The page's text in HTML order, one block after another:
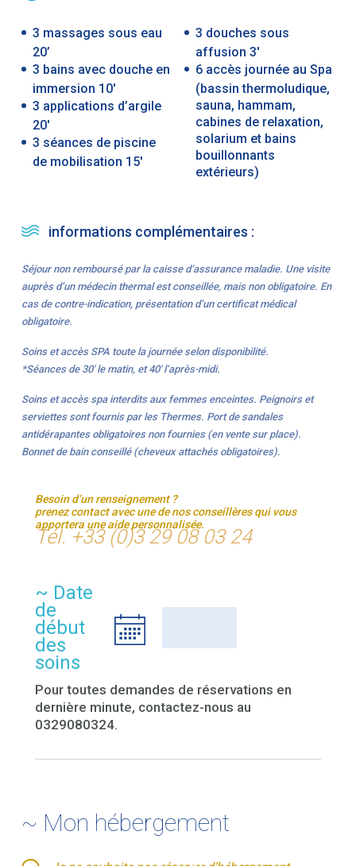
3 massages sous eau
20’
3 bains avec douche en
immersion 10′
3 applications d’argile
20′
3 séances de piscine
de mobilisation 15′
3 douches sous
affusion 3′
6 accès journée au Spa
(bassin thermoludique,
sauna, hammam,
cabines de relaxation,
solarium et bains
bouillonnants
extérieurs)
informations complémentaires :
Séjour non remboursé par la caisse d’assurance maladie. Une visite
auprès d’un médecin thermal est conseillée, mais non obligatoire. En
cas de contre-indication, présentation d’un certificat médical
obligatoire.
Soins et accès SPA toute la journée selon disponibilité.
*Séances de 30′ le matin, et 40′ l’après-midi.
Soins et accès spa interdits aux femmes enceintes. Peignoirs et
serviettes sont fournis par les Thermes. Port de sandales
antidérapantes obligatoires non fournies (en vente sur place).
Bonnet de bain conseillé (cheveux attachés obligatoires).
Besoin d’un renseignement ?
prenez contact avec une de nos conseillères qui vous
apportera une aide personnalisée.
Tél. +33 (0)3 29 08 03 24
~ Date
de
début
des
soins
Pour toutes demandes de réservations en
dernière minute, contactez-nous au
0329080324.
~ Mon hébergement